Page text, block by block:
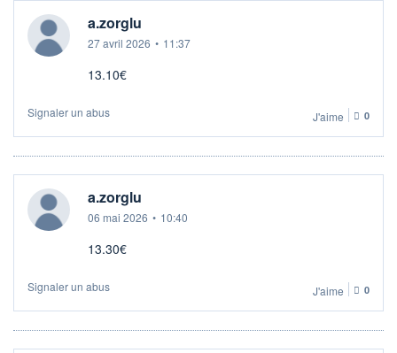
a.zorglu
27 avril 2026 • 11:37
13.10€
Signaler un abus J'aime 0
a.zorglu
06 mai 2026 • 10:40
13.30€
Signaler un abus J'aime 0